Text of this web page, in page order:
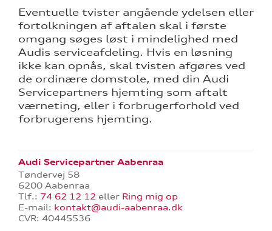
Eventuelle tvister angående ydelsen eller
fortolkningen af aftalen skal i første
omgang søges løst i mindelighed med
Audis serviceafdeling. Hvis en løsning
ikke kan opnås, skal tvisten afgøres ved
de ordinære domstole, med din Audi
Servicepartners hjemting som aftalt
værneting, eller i forbrugerforhold ved
forbrugerens hjemting.
Audi Servicepartner Aabenraa
Tøndervej 58
6200 Aabenraa
Tlf.: 74 62 12 12 eller Ring mig op
E-mail: kontakt@audi-aabenraa.dk
CVR: 40445536